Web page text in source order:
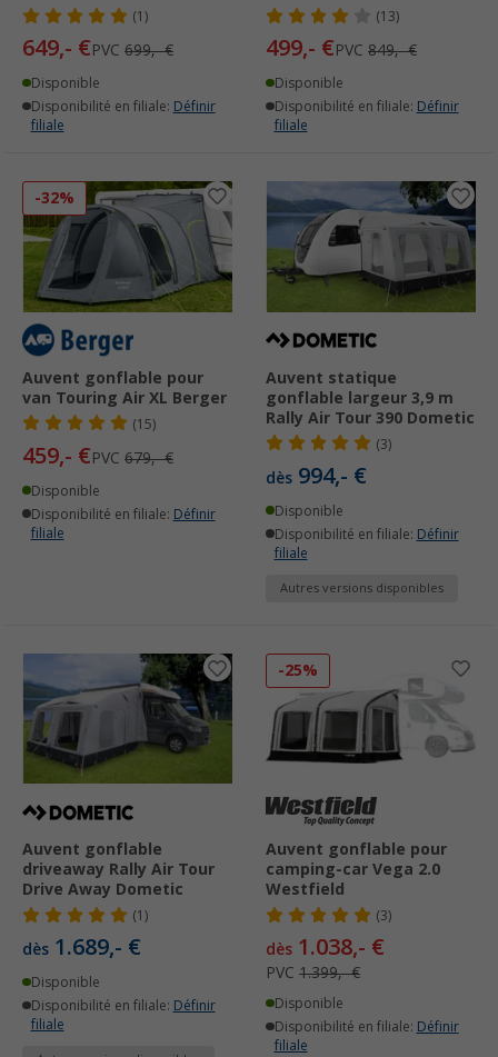
(1)
649,- €PVC 699,- €
Disponible
Disponibilité en filiale: Définir
filiale
(13)
499,- €PVC 849,- €
Disponible
Disponibilité en filiale: Définir
filiale
-32%
Auvent gonflable pour
van Touring Air XL Berger
(15)
459,- €PVC 679,- €
Disponible
Disponibilité en filiale: Définir
filiale
Auvent statique
gonflable largeur 3,9 m
Rally Air Tour 390 Dometic
(3)
dès 994,- €
Disponible
Disponibilité en filiale: Définir
filiale
Autres versions disponibles
Auvent gonflable
driveaway Rally Air Tour
Drive Away Dometic
(1)
dès 1.689,- €
Disponible
Disponibilité en filiale: Définir
filiale
-25%
Auvent gonflable pour
camping-car Vega 2.0
Westfield
(3)
dès 1.038,- €
PVC 1.399,- €
Disponible
Disponibilité en filiale: Définir
filiale